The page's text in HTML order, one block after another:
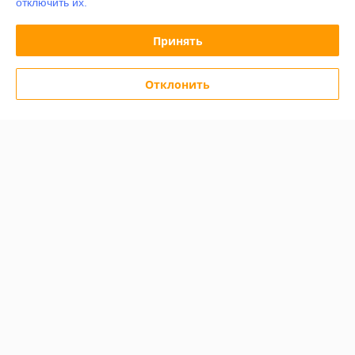
Полная версия сайта
Политика обработки cookies
Принять
Отклонить